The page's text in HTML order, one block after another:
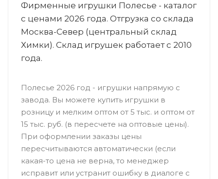
Фирменные игрушки Полесье - каталог
с ценами 2026 года. Отгрузка со склада
Москва-Север (центральный склад
Химки). Склад игрушек работает с 2010
года.
Полесье 2026 год - игрушки напрямую с
завода. Вы можете купить игрушки в
розницу и мелким оптом от 5 тыс. и оптом от
15 тыс. руб. (в пересчете на оптовые цены).
При оформлении заказы цены
пересчитываются автоматически (если
какая-то цена не верна, то менеджер
исправит или устранит ошибку в диалоге с